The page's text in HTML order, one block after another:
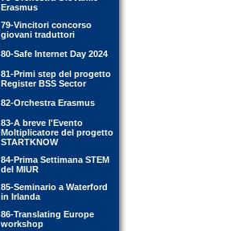
Erasmus
79-Vincitori concorso
giovani traduttori
80-Safe Internet Day 2024
81-Primi step del progetto
Register BSS Sector
82-Orchestra Erasmus
83-A breve l'Evento
Moltiplicatore del progetto
STARTKNOW
84-Prima Settimana STEM
del MIUR
85-Seminario a Waterford
in Irlanda
86-Translating Europe
workshop